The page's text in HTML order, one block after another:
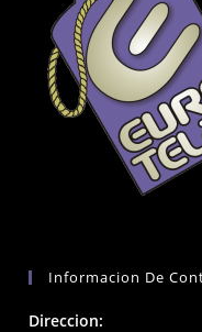
Informacion De
Direccion: